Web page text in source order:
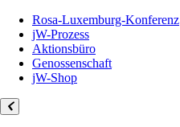
Rosa-Luxemburg-Konferenz
jW-Prozess
Aktionsbüro
Genossenschaft
jW-Shop